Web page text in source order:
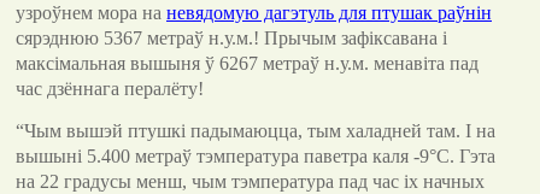
узроўнем мора на невядомую дагэтуль для птушак раўнін
сярэднюю 5367 метраў н.у.м.! Прычым зафіксавана і
максімальная вышыня ў 6267 метраў н.у.м. менавіта пад
час дзённага пералёту!
“Чым вышэй птушкі падымаюцца, тым халадней там. І на
вышыні 5.400 метраў тэмпература паветра каля -9°C. Гэта
на 22 градусы менш, чым тэмпература пад час іх начных